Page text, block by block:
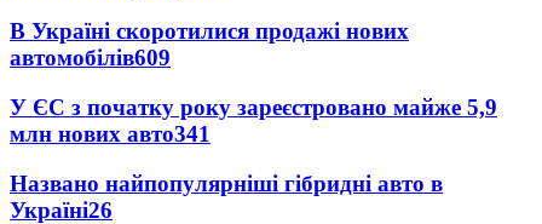
В Україні скоротилися продажі нових
автомобілів609
У ЄС з початку року зареєстровано майже 5,9
млн нових авто341
Названо найпопулярніші гібридні авто в
Україні26